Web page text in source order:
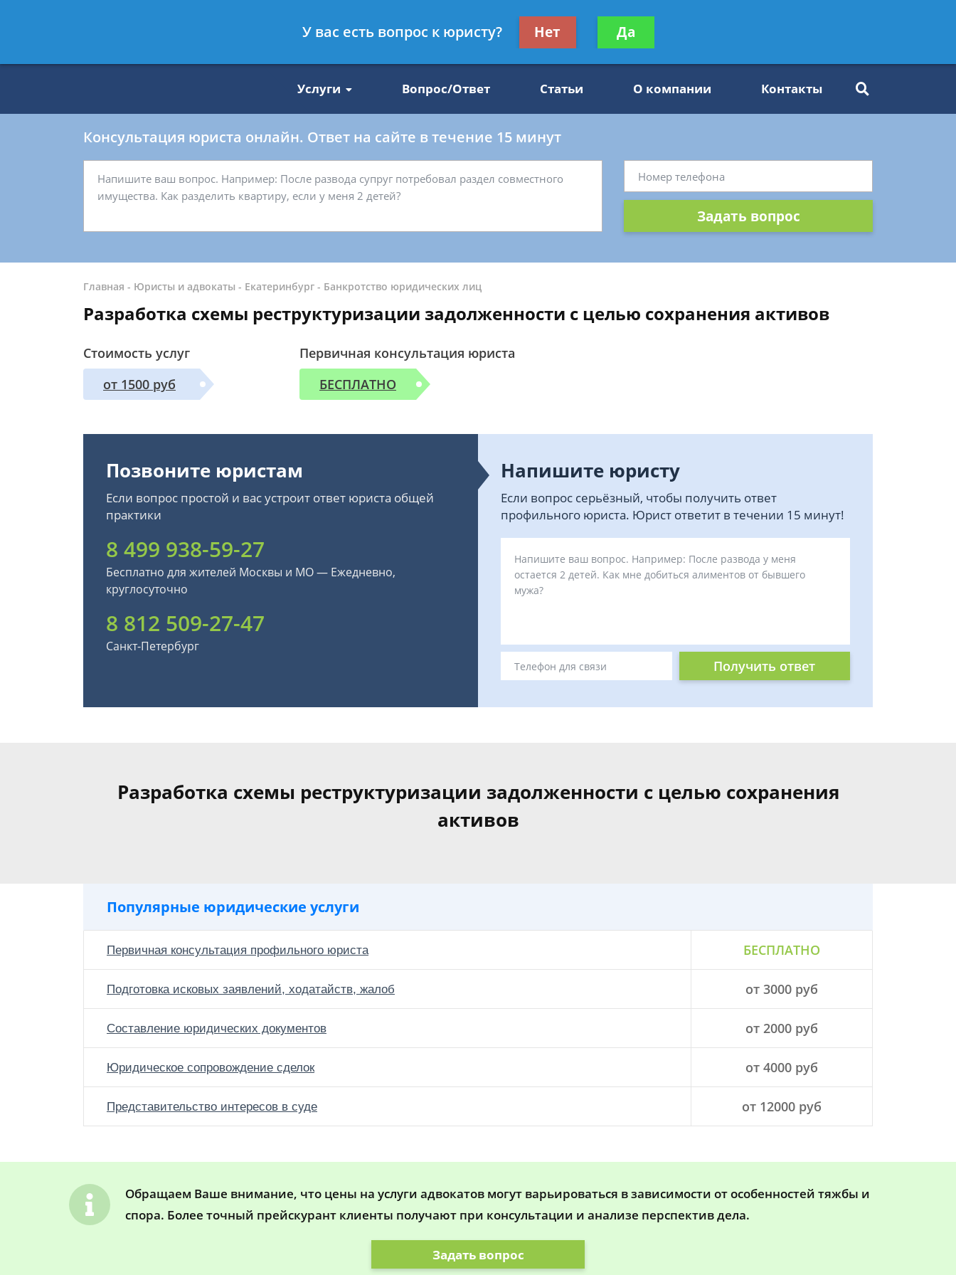
8 812 509-27-47
Получите консультацию
бесплатно
Услуги Вопрос/Ответ Статьи О компании Контакты
Консультация юриста онлайн. Ответ на сайте в течение 15 минут
Задать вопрос
Главная - Юристы и адвокаты - Екатеринбург - Банкротство юридических лиц
Разработка схемы реструктуризации задолженности с целью сохранения активов
Стоимость услуг
от 1500 руб
Первичная консультация юриста
БЕСПЛАТНО
Позвоните юристам
Если вопрос простой и вас устроит ответ юриста общей
практики
8 499 938-59-27
Бесплатно для жителей Москвы и МО — Ежедневно,
круглосуточно
8 812 509-27-47
Санкт-Петербург
Напишите юристу
Если вопрос серьёзный, чтобы получить ответ
профильного юриста. Юрист ответит в течении 15 минут!
Получить ответ
Разработка схемы реструктуризации задолженности с целью сохранения
активов
Популярные юридические услуги
Первичная консультация профильного юриста БЕСПЛАТНО
Подготовка исковых заявлений, ходатайств, жалоб от 3000 руб
Составление юридических документов от 2000 руб
Юридическое сопровождение сделок от 4000 руб
Представительство интересов в суде от 12000 руб
Обращаем Ваше внимание, что цены на услуги адвокатов могут варьироваться в зависимости от особенностей тяжбы и
спора. Более точный прейскурант клиенты получают при консультации и анализе перспектив дела.
Задать вопрос
У вас есть вопрос к юристу? Нет Да